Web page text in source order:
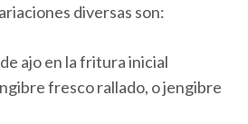
diversas son:
ajo en la fritura inicial
fresco rallado, o jengibre